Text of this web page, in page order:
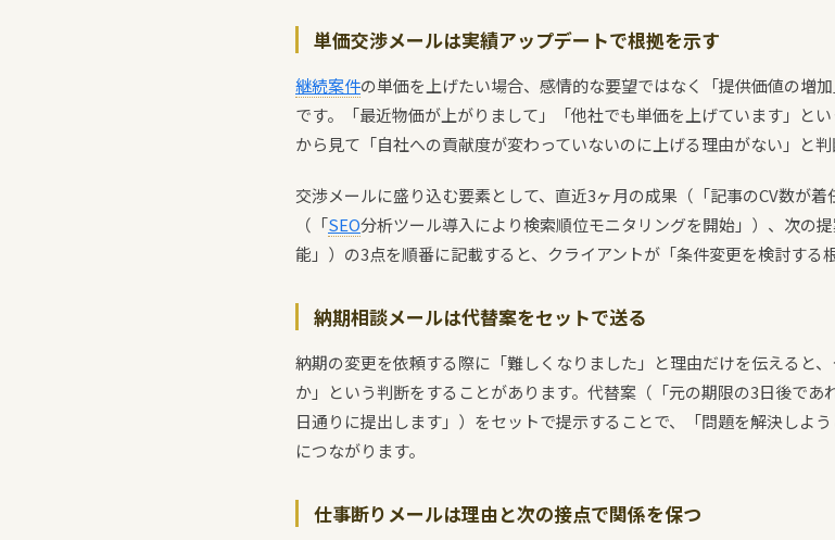
単価交渉メールは実績アップデートで根拠を示す
継続案件の単価を上げたい場合、感情的な要望ではなく「提供価値の増
です。「最近物価が上がりまして」「他社でも単価を上げています」と
から見て「自社への貢献度が変わっていないのに上げる理由がない」と判
交渉メールに盛り込む要素として、直近3ヶ月の成果（「記事のCV数が
（「SEO分析ツール導入により検索順位モニタリングを開始」）、次の
能」）の3点を順番に記載すると、クライアントが「条件変更を検討する
納期相談メールは代替案をセットで送る
納期の変更を依頼する際に「難しくなりました」と理由だけを伝えると
か」という判断をすることがあります。代替案（「元の期限の3日後で
日通りに提出します」）をセットで提示することで、「問題を解決しよ
につながります。
仕事断りメールは理由と次の接点で関係を保つ